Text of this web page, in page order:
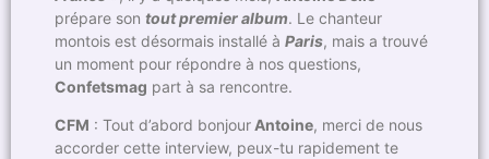
prépare son tout premier album. Le chanteur
montois est désormais installé à Paris, mais a trouvé
un moment pour répondre à nos questions,
Confetsmag part à sa rencontre.
CFM : Tout d’abord bonjour Antoine, merci de nous
accorder cette interview, peux-tu rapidement te